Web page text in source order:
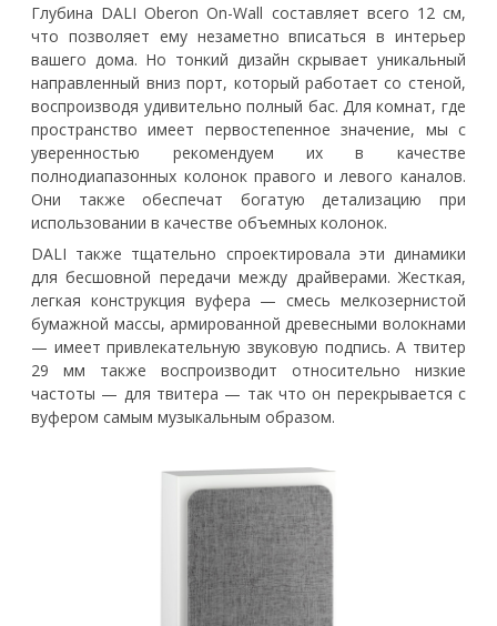
Глубина DALI Oberon On-Wall составляет всего 12 см,
что позволяет ему незаметно вписаться в интерьер
вашего дома. Но тонкий дизайн скрывает уникальный
направленный вниз порт, который работает со стеной,
воспроизводя удивительно полный бас. Для комнат, где
пространство имеет первостепенное значение, мы с
уверенностью рекомендуем их в качестве
полнодиапазонных колонок правого и левого каналов.
Они также обеспечат богатую детализацию при
использовании в качестве объемных колонок.
DALI также тщательно спроектировала эти динамики
для бесшовной передачи между драйверами. Жесткая,
легкая конструкция вуфера — смесь мелкозернистой
бумажной массы, армированной древесными волокнами
— имеет привлекательную звуковую подпись. А твитер
29 мм также воспроизводит относительно низкие
частоты — для твитера — так что он перекрывается с
вуфером самым музыкальным образом.